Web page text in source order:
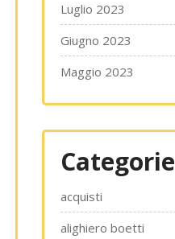
Luglio 2023
Giugno 2023
Maggio 2023
Categorie
acquisti
alighiero boetti